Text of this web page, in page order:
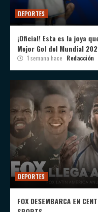
DEPORTES
¡Oficial! Esta es la joya
Mejor Gol del Mundial
1 semana hace Redacción
DEPORTES
FOX DESEMBARCA EN